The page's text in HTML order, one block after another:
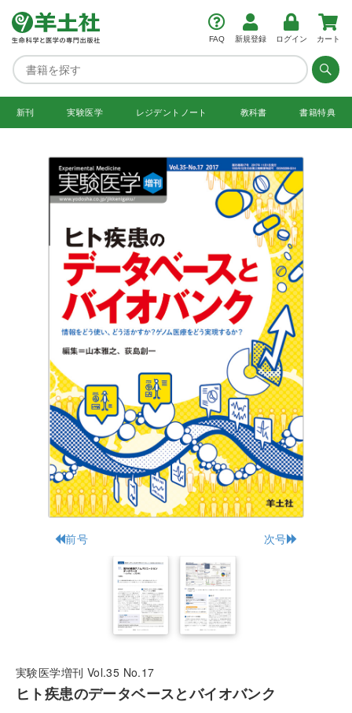
FAQ 新規登録 ログイン カート
新刊 実験医学 レジデント ノート 教科書 書籍特典
前号 次号
実験医学増刊 Vol.35 No.17
ヒト疾患のデータベースとバイオバンク